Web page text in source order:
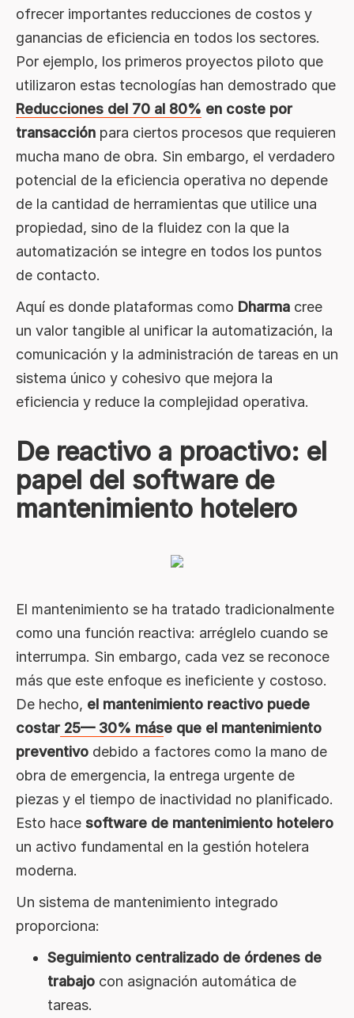
ofrecer importantes reducciones de costos y
ganancias de eficiencia en todos los sectores.
Por ejemplo, los primeros proyectos piloto que
utilizaron estas tecnologías han demostrado que
Reducciones del 70 al 80% en coste por
transacción para ciertos procesos que requieren
mucha mano de obra. Sin embargo, el verdadero
potencial de la eficiencia operativa no depende
de la cantidad de herramientas que utilice una
propiedad, sino de la fluidez con la que la
automatización se integre en todos los puntos
de contacto.
Aquí es donde plataformas como Dharma cree
un valor tangible al unificar la automatización, la
comunicación y la administración de tareas en un
sistema único y cohesivo que mejora la
eficiencia y reduce la complejidad operativa.
De reactivo a proactivo: el
papel del software de
mantenimiento hotelero
El mantenimiento se ha tratado tradicionalmente
como una función reactiva: arréglelo cuando se
interrumpa. Sin embargo, cada vez se reconoce
más que este enfoque es ineficiente y costoso.
De hecho, el mantenimiento reactivo puede
costar 25— 30% máse que el mantenimiento
preventivo debido a factores como la mano de
obra de emergencia, la entrega urgente de
piezas y el tiempo de inactividad no planificado.
Esto hace software de mantenimiento hotelero
un activo fundamental en la gestión hotelera
moderna.
Un sistema de mantenimiento integrado
proporciona:
Seguimiento centralizado de órdenes de
trabajo con asignación automática de
tareas.